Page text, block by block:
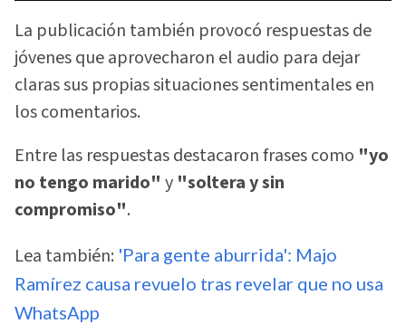
La publicación también provocó respuestas de
jóvenes que aprovecharon el audio para dejar
claras sus propias situaciones sentimentales en
los comentarios.
Entre las respuestas destacaron frases como "yo
no tengo marido" y "soltera y sin
compromiso".
Lea también: 'Para gente aburrida': Majo
Ramírez causa revuelo tras revelar que no usa
WhatsApp